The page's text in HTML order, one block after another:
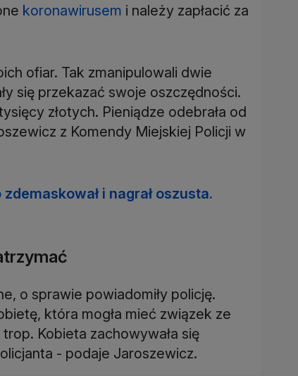
koronawirusem i należy zapłacić za
ofiar. Tak zmanipulowali dwie
się przekazać swoje oszczędności.
złotych. Pieniądze odebrała od
z Komendy Miejskiej Policji w
i nagrał oszusta.
o sprawie powiadomiły policję.
która mogła mieć związek ze
Kobieta zachowywała się
- podaje Jaroszewicz.